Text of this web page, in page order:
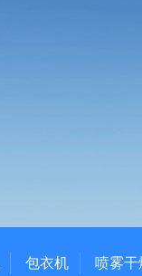
包衣机 喷雾干